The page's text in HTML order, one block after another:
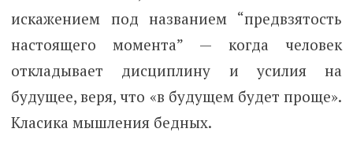
искажением под названием “предвзятость
настоящего момента” — когда человек
откладывает дисциплину и усилия на
будущее, веря, что «в будущем будет проще».
Класика мышления бедных.